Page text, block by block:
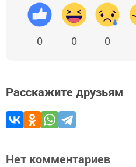
0 0 0
Расскажите друзьям
Нет комментариев